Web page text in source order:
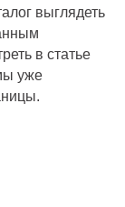
выглядеть
в статье
уже